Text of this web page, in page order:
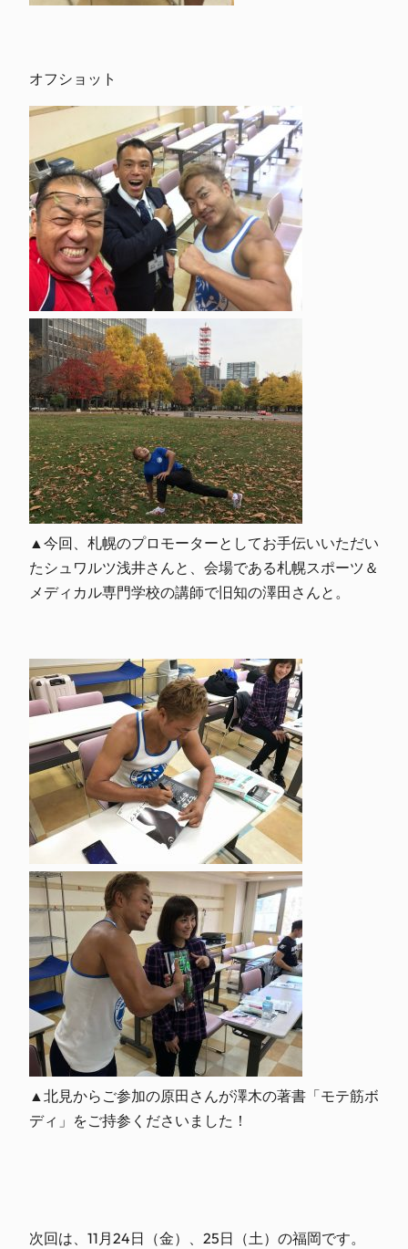
オフショット
▲今回、札幌のプロモーターとしてお手伝いいただい
たシュワルツ浅井さんと、会場である札幌スポーツ＆
メディカル専門学校の講師で旧知の澤田さんと。
▲北見からご参加の原田さんが澤木の著書「モテ筋ボ
ディ」をご持参くださいました！
次回は、11月24日（金）、25日（土）の福岡です。